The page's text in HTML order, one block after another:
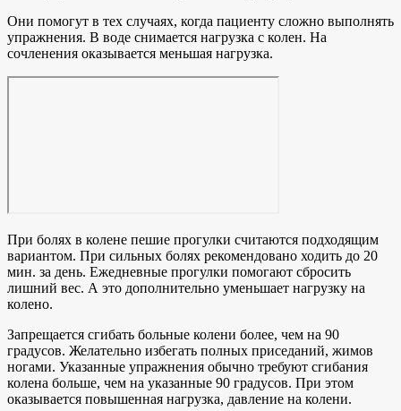
Они помогут в тех случаях, когда пациенту сложно выполнять
упражнения. В воде снимается нагрузка с колен. На
сочленения оказывается меньшая нагрузка.
При болях в колене пешие прогулки считаются подходящим
вариантом. При сильных болях рекомендовано ходить до 20
мин. за день. Ежедневные прогулки помогают сбросить
лишний вес. А это дополнительно уменьшает нагрузку на
колено.
Запрещается сгибать больные колени более, чем на 90
градусов. Желательно избегать полных приседаний, жимов
ногами. Указанные упражнения обычно требуют сгибания
колена больше, чем на указанные 90 градусов. При этом
оказывается повышенная нагрузка, давление на колени.